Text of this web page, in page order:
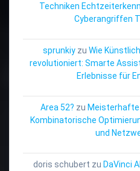
Techniken
Cyberangriffen
sprunkiy zu Wie
revolutioniert: Smarte
Erlebnisse für
Area 52? zu
Kombinatorische
und
doris schubert zu DaVinci